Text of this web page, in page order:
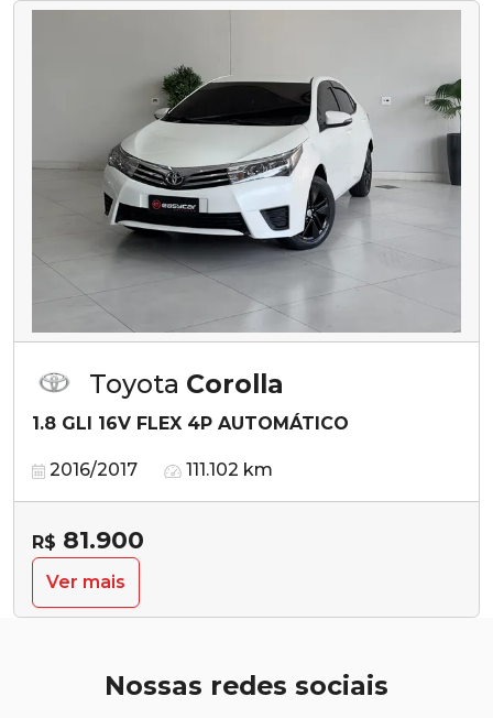
Toyota Corolla
1.8 GLI 16V FLEX 4P AUTOMÁTICO
2016/2017 111.102 km
R$ 81.900
Ver mais
Nossas redes sociais